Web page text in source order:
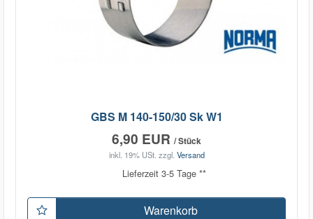
GBS M 140-150/30 Sk W1
6,90 EUR / Stück
inkl. 19% USt. zzgl. Versand
Lieferzeit 3-5 Tage **
Warenkorb